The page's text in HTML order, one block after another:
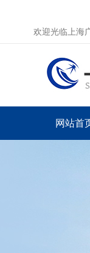
欢迎光临上海
网站首